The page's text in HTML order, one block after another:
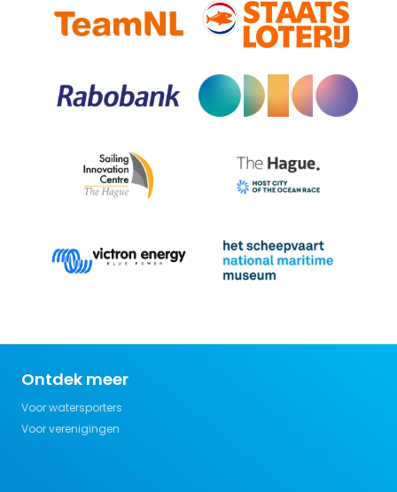
Ontdek meer
Voor watersporters
Voor verenigingen